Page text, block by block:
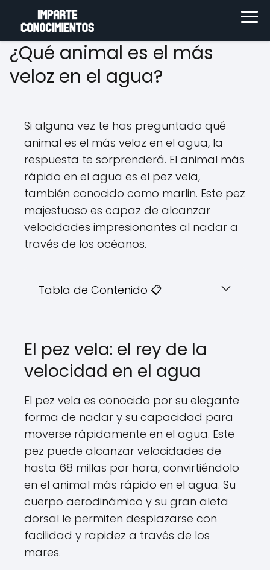
¿Qué animal es el más
veloz en el agua?
Si alguna vez te has preguntado qué
animal es el más veloz en el agua, la
respuesta te sorprenderá. El animal más
rápido en el agua es el pez vela,
también conocido como marlin. Este pez
majestuoso es capaz de alcanzar
velocidades impresionantes al nadar a
través de los océanos.
Tabla de Contenido 📋
El pez vela: el rey de la
velocidad en el agua
El pez vela es conocido por su elegante
forma de nadar y su capacidad para
moverse rápidamente en el agua. Este
pez puede alcanzar velocidades de
hasta 68 millas por hora, convirtiéndolo
en el animal más rápido en el agua. Su
cuerpo aerodinámico y su gran aleta
dorsal le permiten desplazarse con
facilidad y rapidez a través de los
mares.